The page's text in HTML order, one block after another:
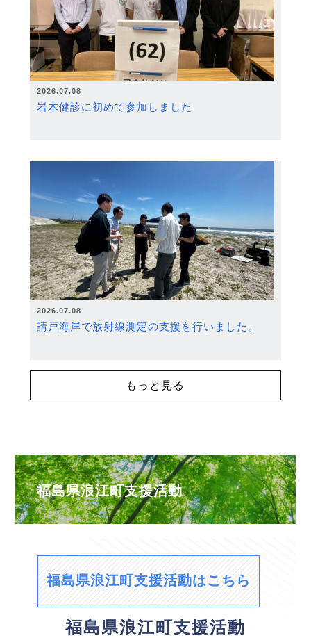
2026.07.08
岩木健診に初めて参加しました
2026.07.08
請戸海岸で放射線測定の支援を行いました。
もっと見る
福島県浪江町支援活動
福島県浪江町支援活動はこちら
福島県浪江町支援活動